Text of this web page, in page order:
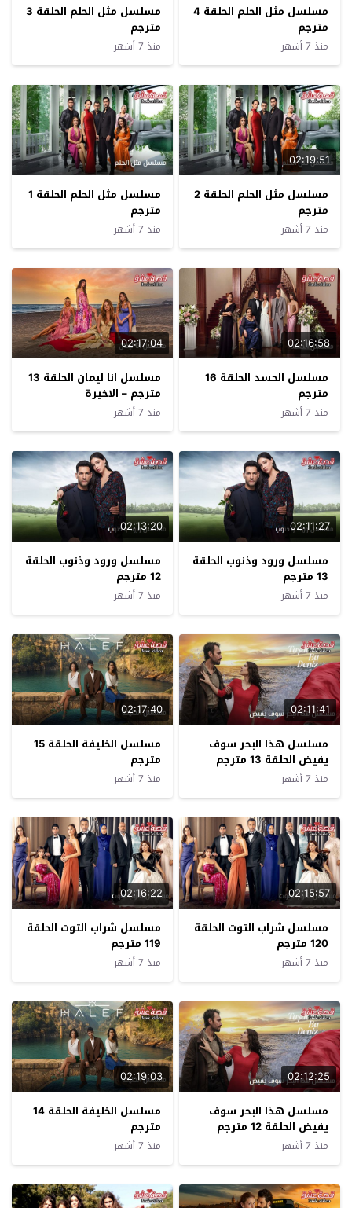
مسلسل مثل الحلم الحلقة 4
مترجم
منذ 7 أشهر
مسلسل مثل الحلم الحلقة 3
مترجم
منذ 7 أشهر
02:19:51
مسلسل مثل الحلم الحلقة 2
مترجم
منذ 7 أشهر
مسلسل مثل الحلم الحلقة 1
مترجم
منذ 7 أشهر
02:16:58
مسلسل الحسد الحلقة 16
مترجم
منذ 7 أشهر
02:17:04
مسلسل انا ليمان الحلقة 13
مترجم – الاخيرة
منذ 7 أشهر
02:11:27
مسلسل ورود وذنوب الحلقة
13 مترجم
منذ 7 أشهر
02:13:20
مسلسل ورود وذنوب الحلقة
12 مترجم
منذ 7 أشهر
02:11:41
مسلسل هذا البحر سوف
يفيض الحلقة 13 مترجم
منذ 7 أشهر
02:17:40
مسلسل الخليفة الحلقة 15
مترجم
منذ 7 أشهر
02:15:57
مسلسل شراب التوت الحلقة
120 مترجم
منذ 7 أشهر
02:16:22
مسلسل شراب التوت الحلقة
119 مترجم
منذ 7 أشهر
02:12:25
مسلسل هذا البحر سوف
يفيض الحلقة 12 مترجم
منذ 7 أشهر
02:19:03
مسلسل الخليفة الحلقة 14
مترجم
منذ 7 أشهر